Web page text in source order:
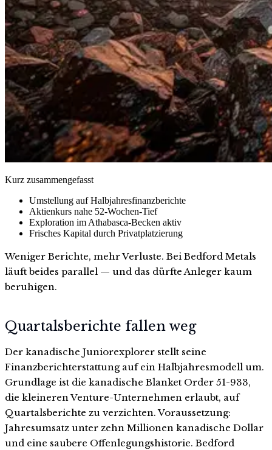
Kurz zusammengefasst
Umstellung auf Halbjahresfinanzberichte
Aktienkurs nahe 52-Wochen-Tief
Exploration im Athabasca-Becken aktiv
Frisches Kapital durch Privatplatzierung
Weniger Berichte, mehr Verluste. Bei Bedford Metals
läuft beides parallel — und das dürfte Anleger kaum
beruhigen.
Quartalsberichte fallen weg
Der kanadische Juniorexplorer stellt seine
Finanzberichterstattung auf ein Halbjahresmodell um.
Grundlage ist die kanadische Blanket Order 51-933,
die kleineren Venture-Unternehmen erlaubt, auf
Quartalsberichte zu verzichten. Voraussetzung:
Jahresumsatz unter zehn Millionen kanadische Dollar
und eine saubere Offenlegungshistorie. Bedford